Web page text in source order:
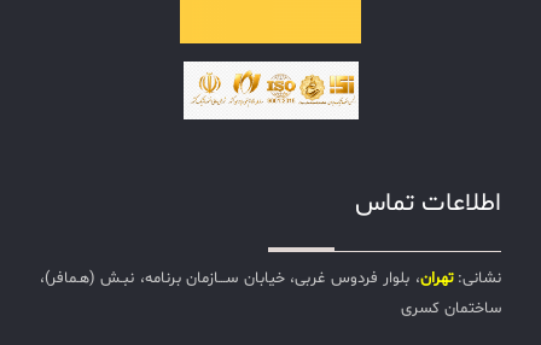
اطلاعات تماس
نشانی:تهران، بلوار فردوس غربی، خیابان ســـازمان برنامه، نبـش (هـمافر)،
ساختمان کسری